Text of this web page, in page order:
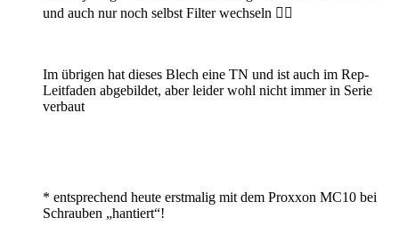
und auch nur noch selbst Filter wechseln 👍🏻
Im übrigen hat dieses Blech eine TN und ist auch im Rep-
Leitfaden abgebildet, aber leider wohl nicht immer in Serie
verbaut
* entsprechend heute erstmalig mit dem Proxxon MC10 bei
Schrauben „hantiert“!